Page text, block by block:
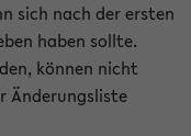
sich nach der ersten
haben sollte.
können nicht
Änderungsliste